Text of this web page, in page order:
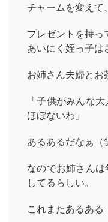
チャームを変えて
プレゼントを持
あいにく姪っ子は
お姉さん夫婦とお
「子供がみんな
ほぼないわ」
あるあるだなぁ（
なのでお姉さん
してるらしい。
これまたあるある